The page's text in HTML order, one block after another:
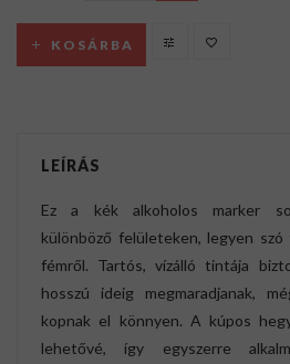
KOSÁRBA
LEÍRÁS
Ez a kék alkoholos marker
különböző felületeken, legyen
fémről. Tartós, vízálló tintája
hosszú ideig megmaradjanak,
kopnak el könnyen. A kúpos
lehetővé, így egyszerre